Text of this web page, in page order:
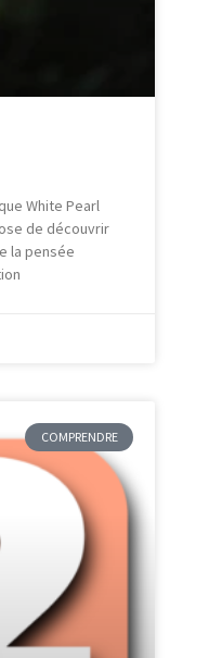
White Pearl
de découvrir
la pensée
COMPRENDRE